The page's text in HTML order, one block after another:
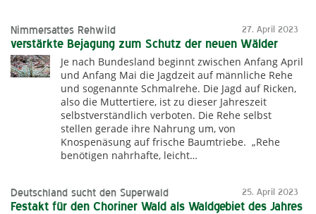
27. April 2023
Nimmersattes Rehwild
verstärkte Bejagung zum Schutz der neuen Wälder
Je nach Bundesland beginnt zwischen Anfang April
und Anfang Mai die Jagdzeit auf männliche Rehe
und sogenannte Schmalrehe. Die Jagd auf Ricken,
also die Muttertiere, ist zu dieser Jahreszeit
selbstverständlich verboten. Die Rehe selbst
stellen gerade ihre Nahrung um, von
Knospenäsung auf frische Baumtriebe. „Rehe
benötigen nahrhafte, leicht…
25. April 2023
Deutschland sucht den Superwald
Festakt für den Choriner Wald als Waldgebiet des Jahres